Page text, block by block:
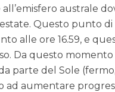
all’emisfero australe
Questo punto
alle ore 16.59, e
Da questo
parte del Sole
aumentare